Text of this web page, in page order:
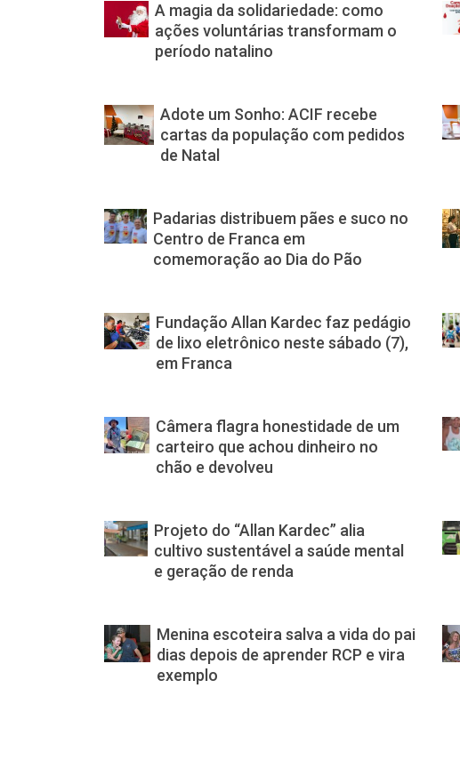
A magia da solidariedade: como
ações voluntárias transformam o
período natalino
Adote um Sonho: ACIF recebe
cartas da população com pedidos
de Natal
Padarias distribuem pães e suco no
Centro de Franca em
comemoração ao Dia do Pão
Fundação Allan Kardec faz pedágio
de lixo eletrônico neste sábado (7),
em Franca
Câmera flagra honestidade de um
carteiro que achou dinheiro no
chão e devolveu
Projeto do “Allan Kardec” alia
cultivo sustentável a saúde mental
e geração de renda
Menina escoteira salva a vida do pai
dias depois de aprender RCP e vira
exemplo